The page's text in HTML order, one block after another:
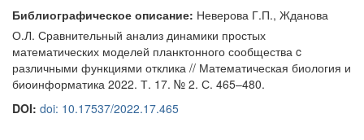
Библиографическое описание: Неверова Г.П., Жданова
О.Л. Сравнительный анализ динамики простых
математических моделей планктонного сообщества c
различными функциями отклика // Математическая биология и
биоинформатика 2022. Т. 17. № 2. С. 465–480.
DOI: doi: 10.17537/2022.17.465